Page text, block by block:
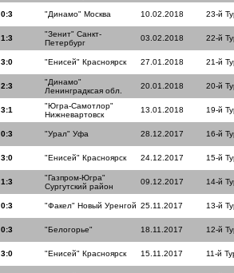
0:3 "Динамо" Москва 10.02.2018 23-й
1:3
"Зенит" Санкт-
Петербург
03.02.2018 22-й
3:0 "Енисей" Красноярск 27.01.2018 21-й
2:3
"Динамо"
Ленинградксая обл.
20.01.2018 20-й
3:1
"Югра-Самотлор"
Нижневартовск
13.01.2018 19-й
0:3 "Урал" Уфа 28.12.2017 16-й
3:0 "Енисей" Красноярск 24.12.2017 15-й
1:3
"Газпром-Югра"
Сургутский район
09.12.2017 14-й
0:3 "Факел" Новый Уренгой 25.11.2017 13-й
0:3 "Белогорье" 18.11.2017 12-й
3:0 "Енисей" Красноярск 15.11.2017 11-й